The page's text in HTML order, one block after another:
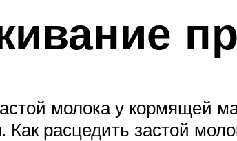
молока у кормящей
Как расцедить застой